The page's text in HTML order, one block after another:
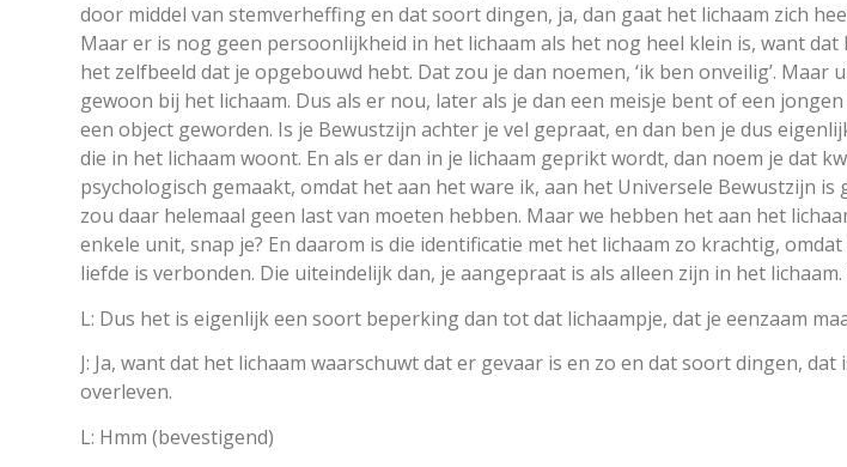
door middel van stemverheffing en dat soort dingen, ja, dan gaat het lichaam zich
Maar er is nog geen persoonlijkheid in het lichaam als het nog heel klein is, want
het zelfbeeld dat je opgebouwd hebt. Dat zou je dan noemen, ‘ik ben onveilig’. Maar
gewoon bij het lichaam. Dus als er nou, later als je dan een meisje bent of een
een object geworden. Is je Bewustzijn achter je vel gepraat, en dan ben je dus
die in het lichaam woont. En als er dan in je lichaam geprikt wordt, dan noem je dat
psychologisch gemaakt, omdat het aan het ware ik, aan het Universele Bewustzijn is
zou daar helemaal geen last van moeten hebben. Maar we hebben het aan het
enkele unit, snap je? En daarom is die identificatie met het lichaam zo krachtig,
liefde is verbonden. Die uiteindelijk dan, je aangepraat is als alleen zijn in het lichaam.
L: Dus het is eigenlijk een soort beperking dan tot dat lichaampje, dat je eenzaam
J: Ja, want dat het lichaam waarschuwt dat er gevaar is en zo en dat soort dingen,
overleven.
L: Hmm (bevestigend)